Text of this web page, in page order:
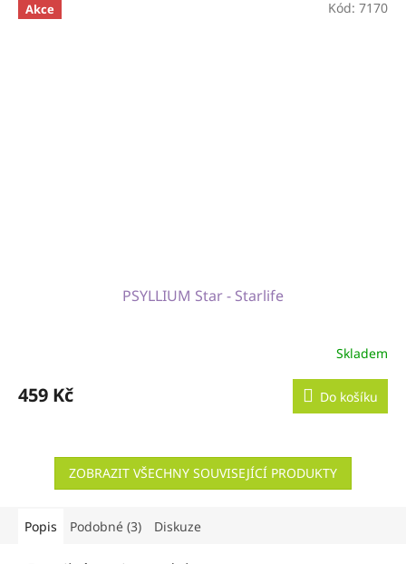
Akce
PSYLLIUM Star - Starlife
Skladem
459 Kč Do košíku
Kód: 7170
ZOBRAZIT VŠECHNY SOUVISEJÍCÍ PRODUKTY
Popis Podobné (3) Diskuze